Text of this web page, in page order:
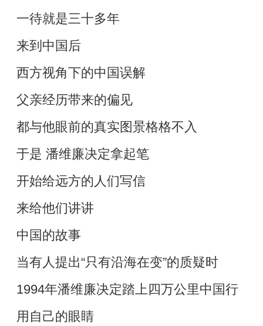
一待就是三十多年
来到中国后
西方视角下的中国误解
父亲经历带来的偏见
都与他眼前的真实图景格格不入
于是 潘维廉决定拿起笔
开始给远方的人们写信
来给他们讲讲
中国的故事
当有人提出“只有沿海在变”的质疑时
1994年潘维廉决定踏上四万公里中国行
用自己的眼睛